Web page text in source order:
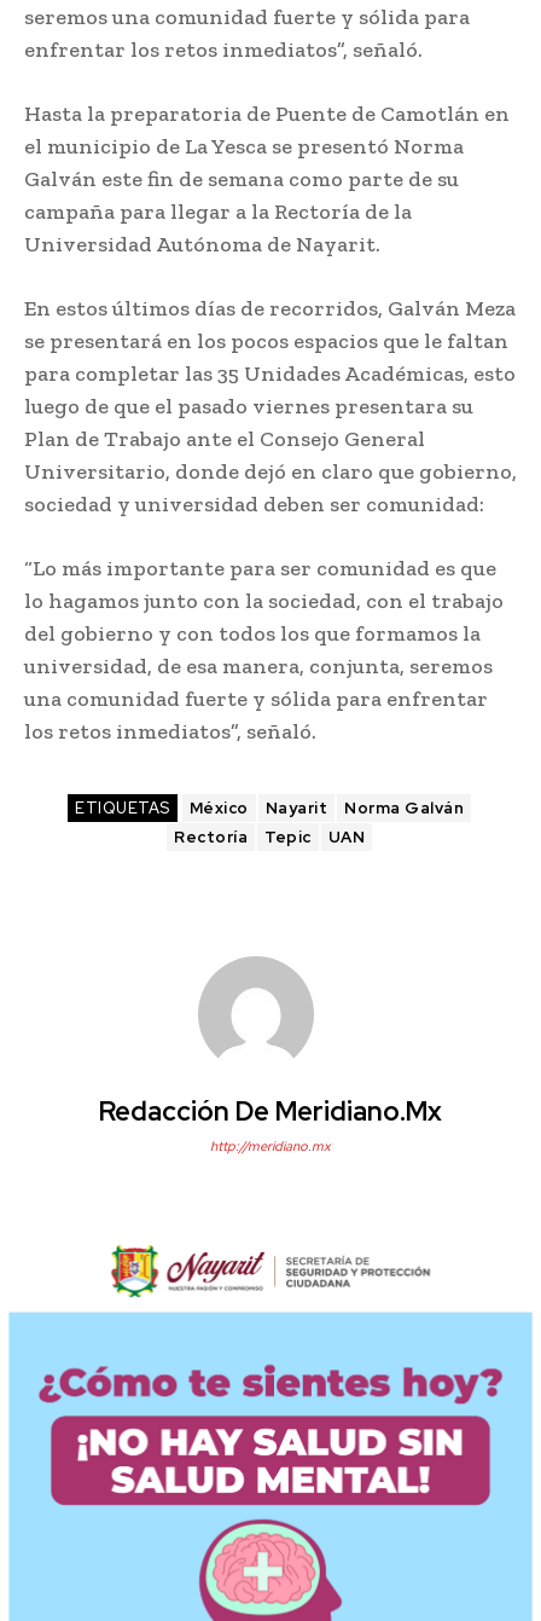
seremos una comunidad fuerte y sólida para
enfrentar los retos inmediatos”, señaló.
Hasta la preparatoria de Puente de Camotlán en
el municipio de La Yesca se presentó Norma
Galván este fin de semana como parte de su
campaña para llegar a la Rectoría de la
Universidad Autónoma de Nayarit.
En estos últimos días de recorridos, Galván Meza
se presentará en los pocos espacios que le faltan
para completar las 35 Unidades Académicas, esto
luego de que el pasado viernes presentara su
Plan de Trabajo ante el Consejo General
Universitario, donde dejó en claro que gobierno,
sociedad y universidad deben ser comunidad:
“Lo más importante para ser comunidad es que
lo hagamos junto con la sociedad, con el trabajo
del gobierno y con todos los que formamos la
universidad, de esa manera, conjunta, seremos
una comunidad fuerte y sólida para enfrentar
los retos inmediatos”, señaló.
ETIQUETAS México Nayarit
Norma Galván
Rectoría
Tepic UAN
Redacción De Meridiano.mx
http://meridiano.mx